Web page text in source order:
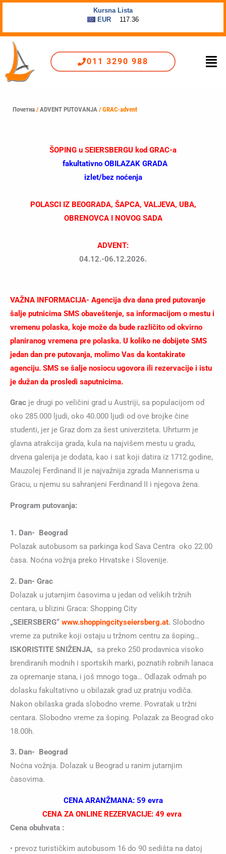
садржај
011 3290 988
Почетна / ADVENT PUTOVANJA / GRAC-advent
ŠOPING u SEIERSBERGU kod GRAC-a
fakultativno OBILAZAK GRADA
izlet/bez noćenja
POLASCI IZ BEOGRADA, ŠAPCA, VALJEVA, UBA,
OBRENOVCA I NOVOG SADA
ADVENT:
04.12.-06.12.2026.
VAŽNA INFORMACIJA- Agencija dva dana pred putovanje
šalje putnicima SMS obaveštenje, sa informacijom o mestu i
vremenu polaska, koje može da bude različito od okvirno
planiranog vremena pre polaska. U koliko ne dobijete SMS
jedan dan pre putovanja, molimo Vas da kontakirate
agenciju. SMS se šalje nosiocu ugovora ili rezervacije i istu
je dužan da prosledi saputnicima.
Grac je drugi po veličini grad u Austriji, sa populacijom od
oko 285.000 ljudi, oko 40.000 ljudi od ove brojke čine
studenti, jer je Graz dom za šest univerziteta. Uhrturm je
glavna atrakcija grada, kula na najvišem mestu u gradu,
drvena galerija je dodata, kao i sat koji datira iz 1712.godine,
Mauzolej Ferdinand II je najvažnija zgrada Mannerisma u
Gracu, u njemu su sahranjeni Ferdinand II i njegova žena.
Program putovanja:
1. Dan- Beograd
Polazak autobusom sa parkinga kod Sava Centra oko 22.00
časa. Noćna vožnja preko Hrvatske i Slovenije.
2. Dan- Grac
Dolazak u jutarnjim časovima u jedan od velikih tržnih
centara, u blizini Graca: Shopping City
„SEIERSBERG“ www.shoppingcityseiersberg.at. Slobodno
vreme za putnike koji ostaju u tržnom centru za šoping…
ISKORISTITE SNIŽENJA, sa preko 250 prodavnica visoko
brendiranih modnih i sportskih marki, poznatih robnih lanaca
za opremanje stana, i još mnogo toga… Odlazak odmah po
dolasku fakultativno u obilazak grad uz pratnju vodiča.
Nakon obilaska grada slobodno vreme. Povratak u tržni
centara. Slobodno vreme za šoping. Polazak za Beograd oko
18.00h.
3. Dan- Beograd
Noćna vožnja. Dolazak u Beograd u ranim jutarnjim
časovima.
CENA ARANŽMANA: 59 evra
CENA ZA ONLINE REZERVACIJE: 49 evra
Cena obuhvata :
• prevoz turističkim autobusom 16 do 90 sedišta na datoj